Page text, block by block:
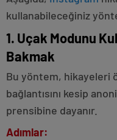
kullanabileceğiniz
1. Uçak Modunu
Bakmak
Bu yöntem, hikayeleri
bağlantısını kesip
prensibine dayanır.
Adımlar: